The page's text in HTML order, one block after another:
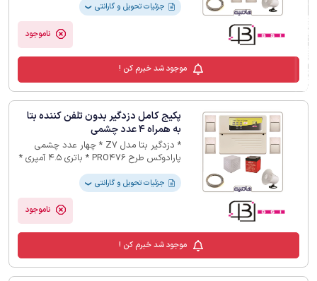
جزئیات تحویل و گارانتی ❯
ناموجود
موجود شد خبرم کن !
پکیج کامل دزدگیر بدون تلفن کننده بتا
به همراه 4 عدد چشمی
* دزدگیر بتا مدل Z7 * چهار عدد چشمی
پارادوکس طرح PRO476 * باتری 4.5 آمپری *
زوج جزئیات تحویل و گارانتی ❯
ناموجود
موجود شد خبرم کن !
فیلترهای لیست محصولات